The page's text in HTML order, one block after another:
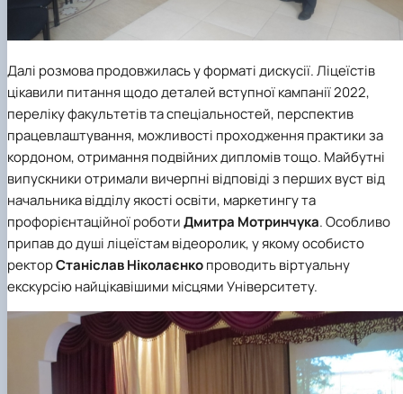
Далі розмова продовжилась у форматі дискусії. Ліцеїстів
цікавили питання щодо деталей вступної кампанії 2022,
переліку факультетів та спеціальностей, перспектив
працевлаштування, можливості проходження практики за
кордоном, отримання подвійних дипломів тощо. Майбутні
випускники отримали вичерпні відповіді з перших вуст від
начальникавідділу якості освіти, маркетингу та
профорієнтаційної роботиДмитра Мотринчука. Особливо
припав до душі ліцеїстам відеоролик, у якому особисто
ректорСтаніслав Ніколаєнкопроводить віртуальну
екскурсію найцікавішими місцями Університету.